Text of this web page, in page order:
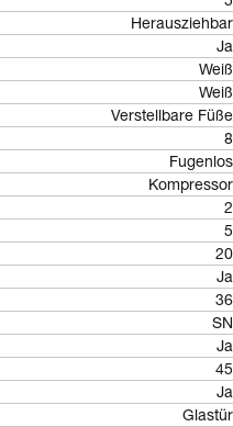
Herausziehbar
Ja
Weiß
Weiß
Verstellbare Füße
8
Fugenlos
Kompressor
2
5
20
Ja
36
SN
Ja
45
Ja
Glastür